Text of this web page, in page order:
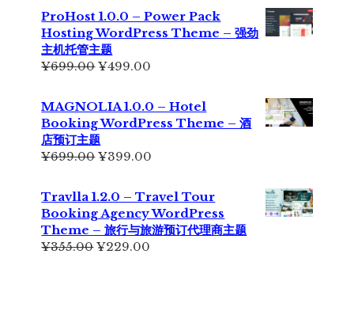
为：
¥299.00。
价
格
为：
ProHost 1.0.0 – Power Pack
Hosting WordPress Theme – 强劲
主机托管主题
¥699.00原
为：
¥699.00。
¥499.00
价
格
为：
MAGNOLIA 1.0.0 – Hotel
Booking WordPress Theme – 酒
店预订主题
¥699.00原
为：
¥699.00。
¥399.00
格
为：
¥399.00。
Travlla 1.2.0 – Travel Tour
Booking Agency WordPress
Theme – 旅行与旅游预订代理商主题
¥355.00原
¥229.00